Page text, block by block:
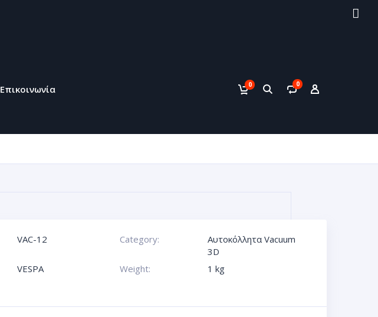
Επικοινωνία 0 0
VAC-12 Category:
Αυτοκόλλητα Vacuum
3D
VESPA Weight:
1 kg